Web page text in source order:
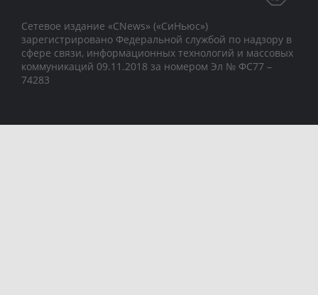
Сетевое издание «CNews» («СиНьюс»)
зарегистрировано Федеральной службой по надзору в
сфере связи, информационных технологий и массовых
коммуникаций 09.11.2018 за номером Эл № ФС77 –
74283